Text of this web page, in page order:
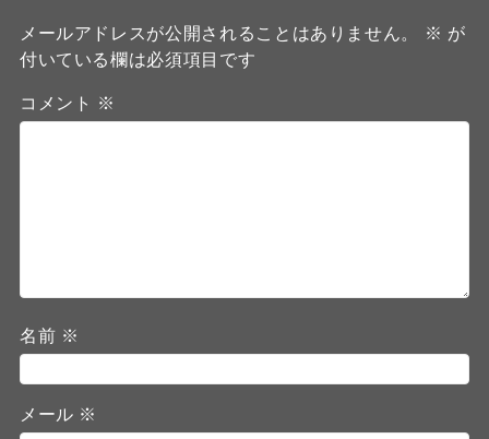
メールアドレスが公開されることはありません。 ※ が
付いている欄は必須項目です
コメント ※
名前 ※
メール ※